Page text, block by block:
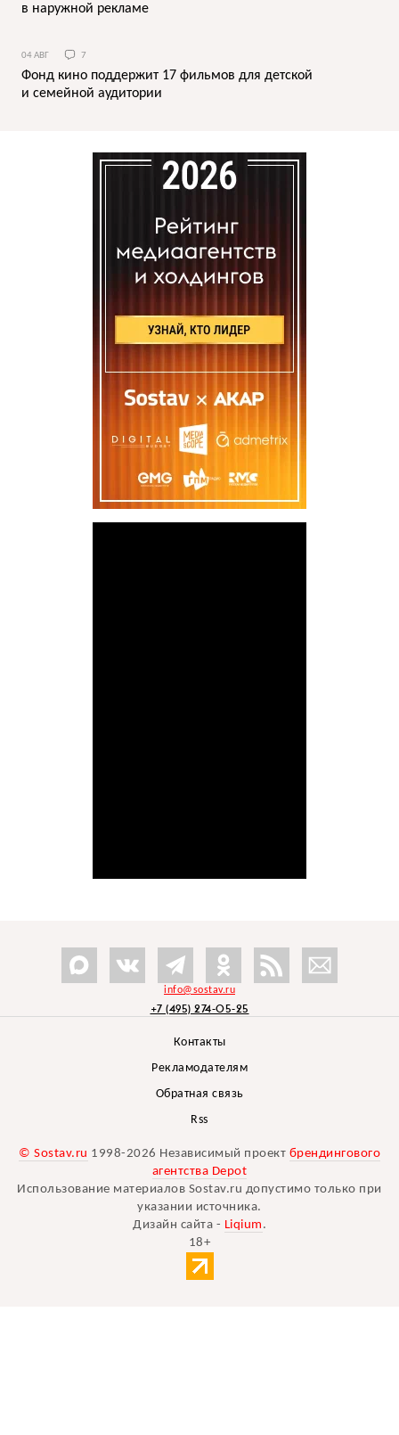
в наружной рекламе
04 АВГ 7
Фонд кино поддержит 17 фильмов для детской
и семейной аудитории
info@sostav.ru
+7 (495) 274-05-25
Контакты
Рекламодателям
Обратная связь
Rss
© Sostav.ru 1998-2026 Независимый проект брендингового
агентства Depot
Использование материалов Sostav.ru допустимо только при
указании источника.
Дизайн сайта - Liqium .
18+